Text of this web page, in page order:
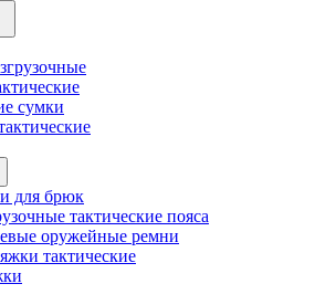
сумки
для брюк
тактические пояса
оружейные ремни
тактические